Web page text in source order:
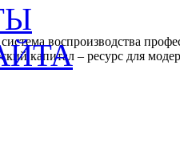
воспроизводства
капитал – ресурс для